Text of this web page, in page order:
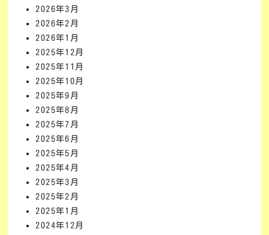
2026年3月
2026年2月
2026年1月
2025年12月
2025年11月
2025年10月
2025年9月
2025年8月
2025年7月
2025年6月
2025年5月
2025年4月
2025年3月
2025年2月
2025年1月
2024年12月